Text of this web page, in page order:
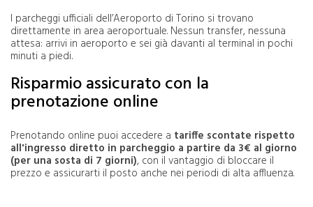
I parcheggi ufficiali dell’Aeroporto di Torino si trovano
direttamente in area aeroportuale. Nessun transfer, nessuna
attesa: arrivi in aeroporto e sei già davanti al terminal in pochi
minuti a piedi.
Risparmio assicurato con la
prenotazione online
Prenotando online puoi accedere a tariffe scontate rispetto
all'ingresso diretto in parcheggio a partire da 3€ al giorno
(per una sosta di 7 giorni), con il vantaggio di bloccare il
prezzo e assicurarti il posto anche nei periodi di alta affluenza.